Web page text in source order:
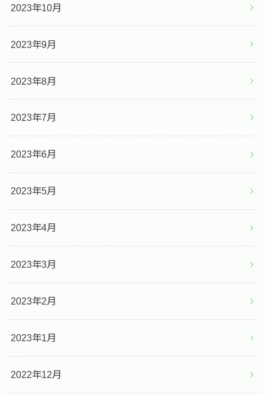
2023年10月
2023年9月
2023年8月
2023年7月
2023年6月
2023年5月
2023年4月
2023年3月
2023年2月
2023年1月
2022年12月